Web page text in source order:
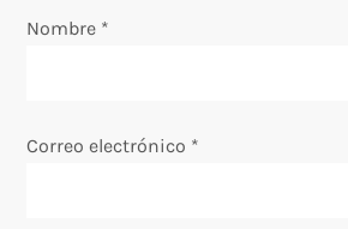
n
r
Nombre *
Correo electrónico *